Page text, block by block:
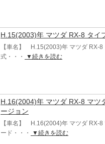
H.15(2003)年 マツダ RX-8 タイ
【車名】 H.15(2003)年 マツダ RX-8
式・・・
▼続きを読む
H.16(2004)年 マツダ RX-8 マツ
ージョン
【車名】 H.16(2004)年 マツダ RX-
ード・・・
▼続きを読む